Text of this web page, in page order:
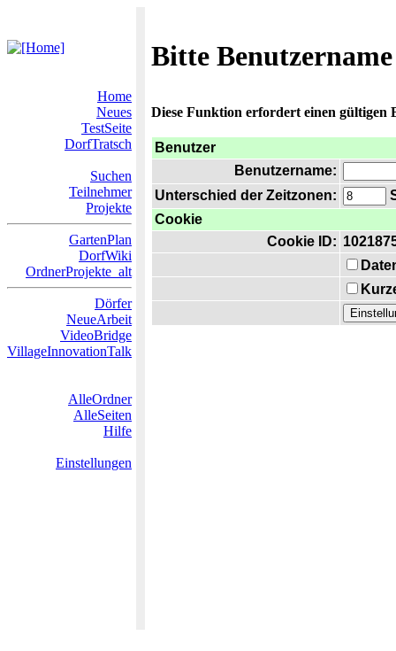
Bitte
Home
Neues
TestSeite
DorfTratsch
Suchen
Teilnehmer
Projekte
GartenPlan
DorfWiki
OrdnerProjekte_alt
Dörfer
NeueArbeit
VideoBridge
VillageInnovationTalk
AlleOrdner
AlleSeiten
Hilfe
Einstellungen
Diese Funktion erfordert einen gültigen
Benutzer
Benutzername:
Unterschied der Zeitzonen:
Cookie
Cookie ID: